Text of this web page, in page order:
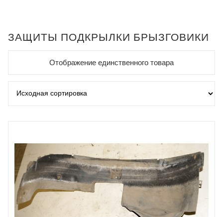
ЗАЩИТЫ ПОДКРЫЛКИ БРЫЗГОВИКИ
Отображение единственного товара